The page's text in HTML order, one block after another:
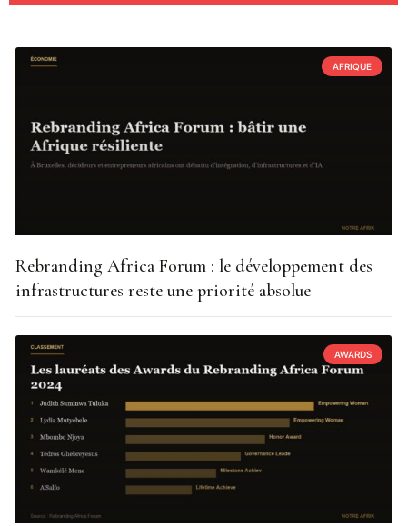
AFRIQUE
Rebranding Africa Forum : le développement des
infrastructures reste une priorité absolue
AWARDS